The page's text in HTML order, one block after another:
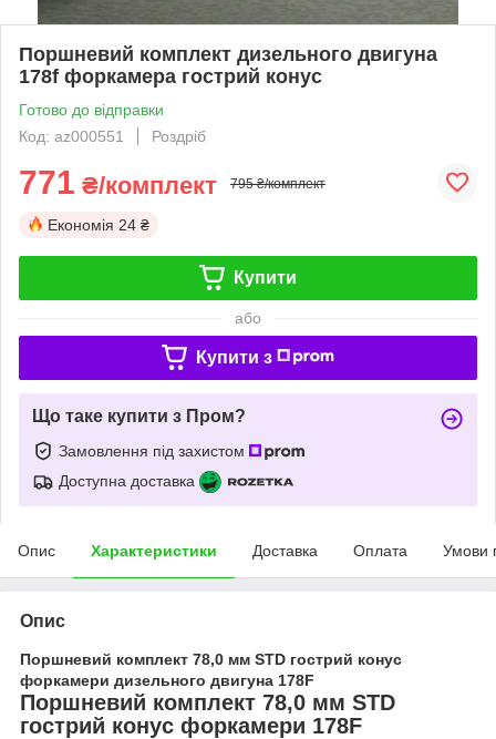
Поршневий комплект дизельного двигуна
178f форкамера гострий конус
Готово до відправки
Код: az000551
Роздріб
771 ₴/комплект 795 ₴/комплект
Економія 24 ₴
Купити
або
Купити з
Що таке купити з Пром?
Замовлення під захистом
Доступна доставка
Опис Характеристики Доставка Оплата Умови
Опис
Поршневий комплект 78,0 мм STD гострий конус
форкамери дизельного двигуна 178F
Поршневий комплект 78,0 мм STD
гострий конус форкамери 178F